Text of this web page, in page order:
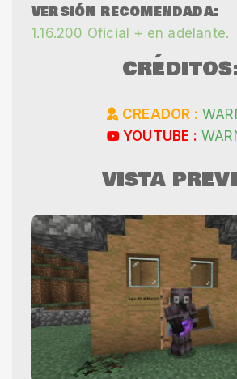
Versión recomendada:
1.16.200 Oficial + en adelante.
CREADOR :
YOUTUBE :
VISTA